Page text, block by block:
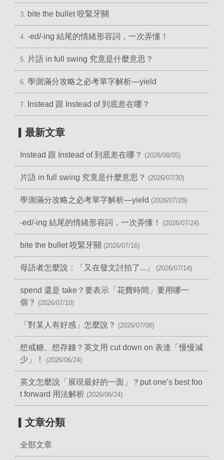
3. bite the bullet 咬緊牙關
4. -ed/-ing 結尾的情緒形容詞，一次弄懂！
5. 片語 in full swing 究竟是什麼意思？
6. 學測滿分攻略之必考單字解析—yield
7. Instead 跟 Instead of 到底差在哪？
▎最新文章
Instead 跟 Instead of 到底差在哪？ (2026/08/05)
片語 in full swing 究竟是什麼意思？ (2026/07/30)
學測滿分攻略之必考單字解析—yield (2026/07/28)
-ed/-ing 結尾的情緒形容詞，一次弄懂！ (2026/07/24)
bite the bullet 咬緊牙關 (2026/07/16)
母語者怎麼說：「又在發文討拍了...」 (2026/07/14)
spend 還是 take？要表示「花費時間」要用哪一
個？ (2026/07/10)
「對某人有好感」怎麼說？ (2026/07/08)
想戒糖、想存錢？英文用 cut down on 表達「慢慢減
少」！
(2026/06/24)
英文怎麼說「展現最好的一面」？put one’s best foo
t forward 用法解析 (2026/06/24)
▎文章分類
全部文章